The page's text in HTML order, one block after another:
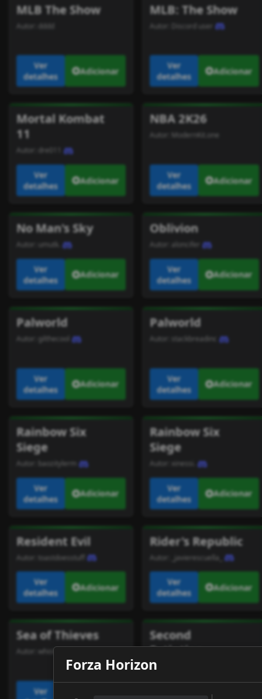
MLB The Show
Autor:
Ver
detalhes
Adicionar
MLB: The Show
Autor: Discord user
Ver
detalhes
Adicionar
Mortal Kombat
11
Autor: dre011
Ver
detalhes
Adicionar
NBA 2K26
Autor: ModernKit.one
Ver
detalhes
Adicionar
No Man's Sky
Autor: umutk.
Ver
detalhes
Adicionar
Oblivion
Autor: aloncifer
Ver
detalhes
Adicionar
Palworld
Autor: gilthecool
Ver
detalhes
Adicionar
Palworld
Autor: stackbreadinc
Ver
detalhes
Adicionar
Rainbow Six
Siege
Autor: baozitylerm
Ver
detalhes
Adicionar
Rainbow Six
Siege
Autor: xinessi.
Ver
detalhes
Adicionar
Resident Evil
Autor: toastdoesstuff
Ver
detalhes
Adicionar
Rider's Republic
Autor: _javierescuella_
Ver
detalhes
Adicionar
Sea of Thieves
Autor: whiskeyjohnnyoh
Ver
Second
Extintion
Autor:
Forza Horizon